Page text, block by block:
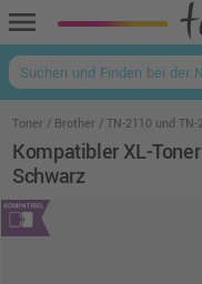
menu
Toner Brother TN-2110 und TN-
Kompatibler XL-
Schwarz